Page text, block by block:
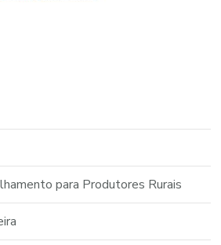
para Produtores Rurais